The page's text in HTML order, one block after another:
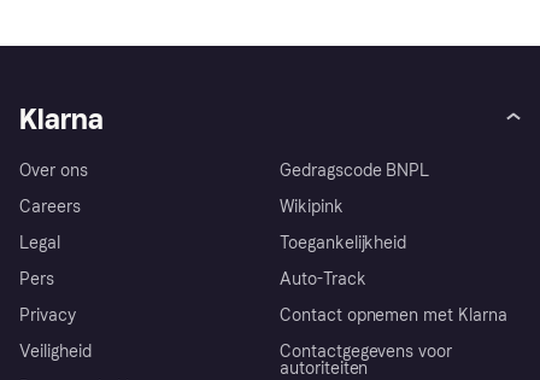
Klarna
Over ons
Careers
Legal
Pers
Privacy
Veiligheid
Gedragscode BNPL
Wikipink
Toegankelijkheid
Auto-Track
Contact opnemen met Klarna
Contactgegevens voor
autoriteiten